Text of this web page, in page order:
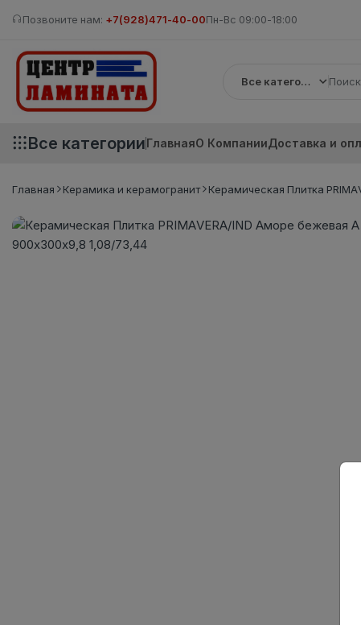
Позвоните нам: +7(928)471-40-00Пн-Вс 09:00-18:00
Все категории
Все категорииГлавнаяО КомпанииДоставка и
Главная Керамика и керамогранит Керамическая Плитка